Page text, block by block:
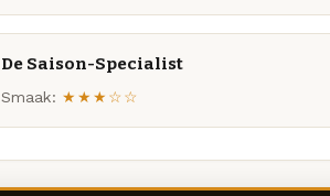
De Saison-Specialist
Smaak: ★★★☆☆